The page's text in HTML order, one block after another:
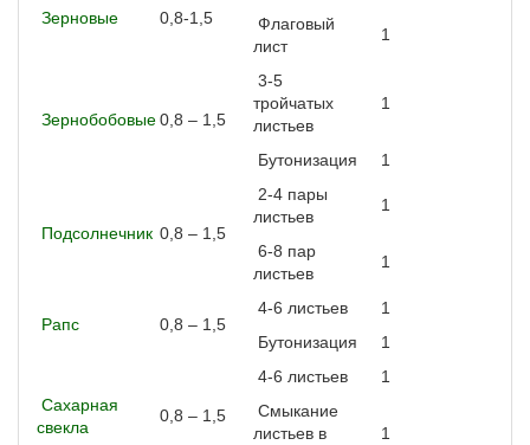
Зерновые 0,8-1,5
Флаговый
лист
1
Зернобобовые0,8 – 1,5
3-5
тройчатых
листьев
1
Бутонизация 1
Подсолнечник 0,8 – 1,5
2-4 пары
листьев
1
6-8 пар
листьев
1
Рапс 0,8 – 1,5
4-6 листьев
1
Бутонизация
1
Сахарная
свекла
0,8 – 1,5
4-6 листьев
1
Смыкание
листьев в
1